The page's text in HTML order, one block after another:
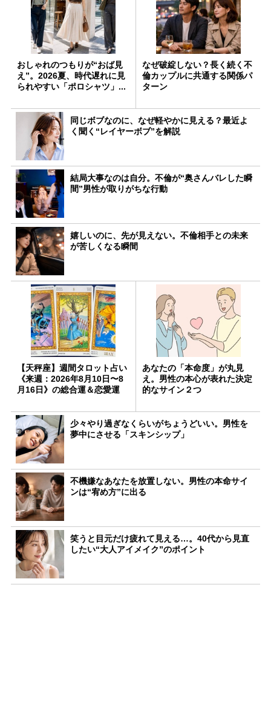
おしゃれのつもりが“おば見
え”。2026夏、時代遅れに見
られやすい「ポロシャツ」...
なぜ破綻しない？長く続く不
倫カップルに共通する関係パ
ターン
同じボブなのに、なぜ軽やかに見える？最近よ
く聞く“レイヤーボブ”を解説
結局大事なのは自分。不倫が“奥さんバレした瞬
間”男性が取りがちな行動
嬉しいのに、先が見えない。不倫相手との未来
が苦しくなる瞬間
【天秤座】週間タロット占い
《来週：2026年8月10日〜8
月16日》の総合運＆恋愛運
あなたの「本命度」が丸見
え。男性の本心が表れた決定
的なサイン２つ
少々やり過ぎなくらいがちょうどいい。男性を
夢中にさせる「スキンシップ」
不機嫌なあなたを放置しない。男性の本命サイ
ンは“宥め方”に出る
笑うと目元だけ疲れて見える…。40代から見直
したい“大人アイメイク”のポイント